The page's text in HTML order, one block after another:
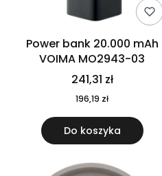
Power bank 20.000 mAh
VOIMA MO2943-03
241,31 zł
196,19 zł
Do koszyka